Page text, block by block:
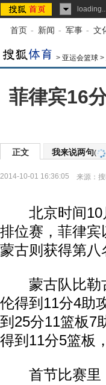
首页 - 新闻 - 军事 - 文
> 亚运会篮球 >
菲律宾16
正文 我来说两句(
2014-10-01 16:36:05 来源：
北京时间10月
排位赛，菲律
蒙古则获得第八
蒙古队比勒古
伦得到11分4助
到25分11篮板7
得到11分5篮板
首节比赛里，